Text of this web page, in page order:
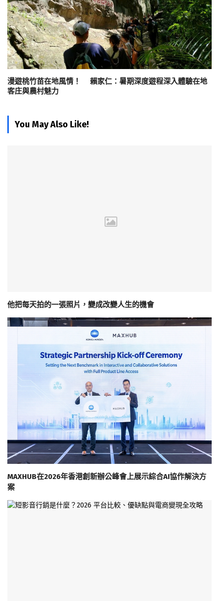
漫遊桃竹苗在地風情！ 賴家仁：暑期深度遊程深入體驗在地
客庄與農村魅力
You May Also Like!
他把每天拍的一張照片，變成改變人生的機會
MAXHUB在2026年香港創新辦公峰會上展示綜合AI協作解決方
案